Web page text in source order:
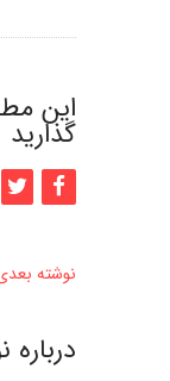
این
گذارید
نوشته
درباره